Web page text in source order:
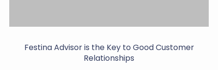
Festina Advisor is the Key to Good Customer
Relationships